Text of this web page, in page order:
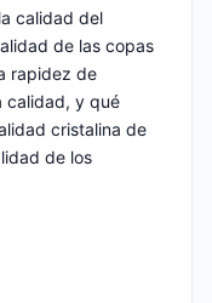
calidad del
de las copas
rapidez de
calidad, y qué
cristalina de
de los